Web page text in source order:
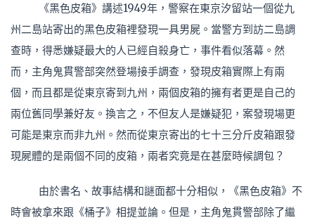
《黑色皮箱》講述1949年，警察在東京汐留站一個從九
州二島站寄出的黑色皮箱裡發現一具男屍。當警方到訪二島調
查時，得悉嫌疑最大的人已經自殺身亡，事件看似落幕。然
而，主角鬼貫警部突然登場接手調查，發現皮箱實際上有兩
個，而且都是從東京寄到九州，兩個皮箱的擁有者更是自己的
兩位舊同學兼好友。換言之，不但友人是嫌疑犯，案發現場更
可能是東京而非九州。然而從東京寄出的七十三分斤皮箱跟發
現屍體的是兩個不同的皮箱，兩者究竟是在甚麼時候調包？
由於書名、故事結構和謎面都十分相似，《黑色皮箱》不
時會被拿來跟《桶子》相提並論。但是，主角鬼貫警部除了繼